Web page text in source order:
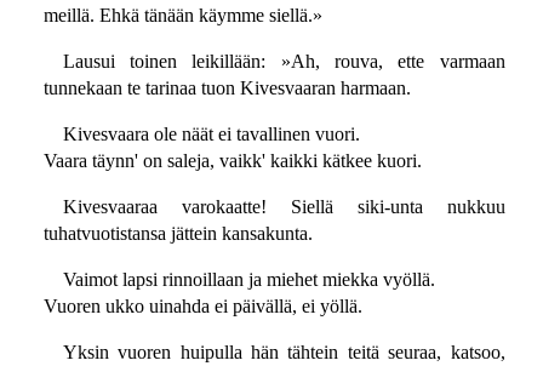
meillä. Ehkä tänään käymme siellä.»
Lausui toinen leikillään: »Ah, rouva, ette varmaan
tunnekaan te tarinaa tuon Kivesvaaran harmaan.
Kivesvaara ole näät ei tavallinen vuori.
Vaara täynn' on saleja, vaikk' kaikki kätkee kuori.
Kivesvaaraa varokaatte! Siellä siki-unta nukkuu
tuhatvuotistansa jättein kansakunta.
Vaimot lapsi rinnoillaan ja miehet miekka vyöllä.
Vuoren ukko uinahda ei päivällä, ei yöllä.
Yksin vuoren huipulla hän tähtein teitä seuraa, katsoo,